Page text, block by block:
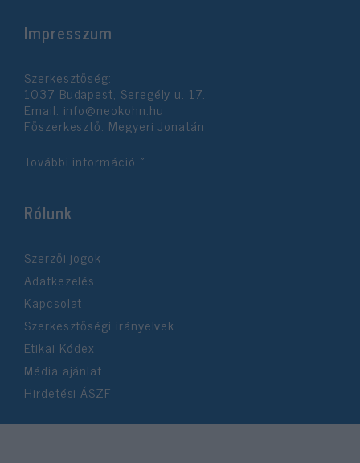
Impresszum
Szerkesztőség:
1037 Budapest, Seregély u. 17.
Email: info@neokohn.hu
Főszerkesztő: Megyeri Jonatán
További információ »
Rólunk
Szerzői jogok
Adatkezelés
Kapcsolat
Szerkesztőségi irányelvek
Etikai Kódex
Média ajánlat
Hirdetési ÁSZF